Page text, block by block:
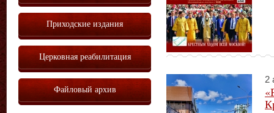
2
Приходские издания
Церковная реабилитация
Файловый архив